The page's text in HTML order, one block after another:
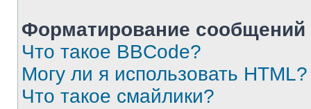
Форматирование
Что такое BBCode?
Могу ли я использовать HTML?
Что такое смайлики?